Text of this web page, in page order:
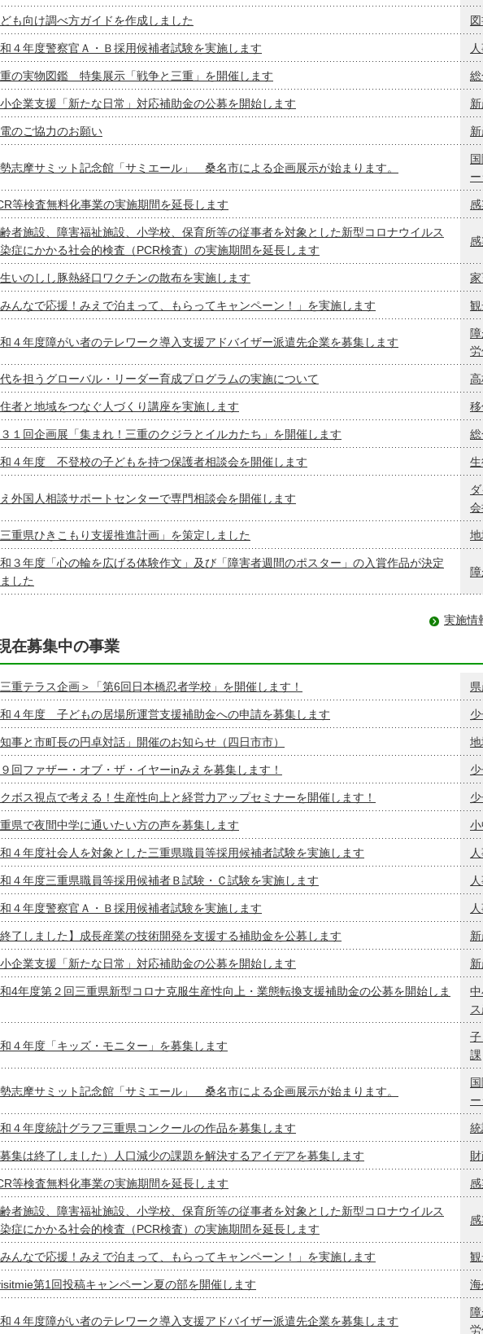
も向け調べ方ガイドを作成しました
４年度警察官Ａ・Ｂ採用候補者試験を実施します
の実物図鑑 特集展示「戦争と三重」を開催します
企業支援「新たな日常」対応補助金の公募を開始します
のご協力のお願い
志摩サミット記念館「サミエール」 桑名市による企画展示が始まります。
等検査無料化事業の実施期間を延長します
者施設、障害福祉施設、小学校、保育所等の従事者を対象とした新型コロナウイルス
症にかかる社会的検査（PCR検査）の実施期間を延長します
いのしし豚熱経口ワクチンの散布を実施します
んなで応援！みえで泊まって、もらってキャンペーン！」を実施します
４年度障がい者のテレワーク導入支援アドバイザー派遣先企業を募集します
を担うグローバル・リーダー育成プログラムの実施について
者と地域をつなぐ人づくり講座を実施します
１回企画展「集まれ！三重のクジラとイルカたち」を開催します
４年度 不登校の子どもを持つ保護者相談会を開催します
外国人相談サポートセンターで専門相談会を開催します
重県ひきこもり支援推進計画」を策定しました
３年度「心の輪を広げる体験作文」及び「障害者週間のポスター」の入賞作品が決定
した
実施情
在募集中の事業
重テラス企画＞「第6回日本橋忍者学校」を開催します！
４年度 子どもの居場所運営支援補助金への申請を募集します
事と市町長の円卓対話」開催のお知らせ（四日市市）
回ファザー・オブ・ザ・イヤーinみえを募集します！
ボス視点で考える！生産性向上と経営力アップセミナーを開催します！
県で夜間中学に通いたい方の声を募集します
４年度社会人を対象とした三重県職員等採用候補者試験を実施します
４年度三重県職員等採用候補者Ｂ試験・Ｃ試験を実施します
４年度警察官Ａ・Ｂ採用候補者試験を実施します
了しました】成長産業の技術開発を支援する補助金を公募します
企業支援「新たな日常」対応補助金の公募を開始します
4年度第２回三重県新型コロナ克服生産性向上・業態転換支援補助金の公募を開始しま
４年度「キッズ・モニター」を募集します
課
志摩サミット記念館「サミエール」 桑名市による企画展示が始まります。
４年度統計グラフ三重県コンクールの作品を募集します
集は終了しました）人口減少の課題を解決するアイデアを募集します
等検査無料化事業の実施期間を延長します
者施設、障害福祉施設、小学校、保育所等の従事者を対象とした新型コロナウイルス
症にかかる社会的検査（PCR検査）の実施期間を延長します
んなで応援！みえで泊まって、もらってキャンペーン！」を実施します
第1回投稿キャンペーン夏の部を開催します
４年度障がい者のテレワーク導入支援アドバイザー派遣先企業を募集します